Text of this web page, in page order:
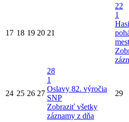
17 18 19 20 21
22
1
24 25 26 27
28
1
Oslavy 82. výročia
SNP
Zobraziť všetky
záznamy z dňa
29